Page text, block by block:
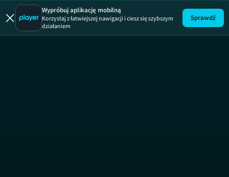
Ugotowani
Wypróbuj aplikację mobilną
Korzystaj z łatwiejszej nawigacji i ciesz się szybszym
działaniem
Sprawdź